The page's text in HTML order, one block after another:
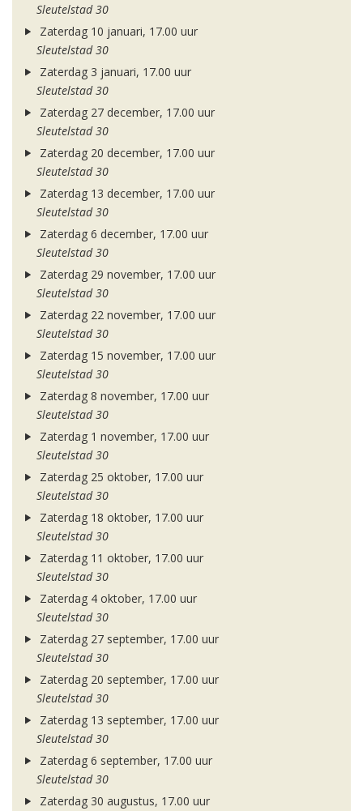
Sleutelstad 30
Zaterdag 10 januari, 17.00 uur
Sleutelstad 30
Zaterdag 3 januari, 17.00 uur
Sleutelstad 30
Zaterdag 27 december, 17.00 uur
Sleutelstad 30
Zaterdag 20 december, 17.00 uur
Sleutelstad 30
Zaterdag 13 december, 17.00 uur
Sleutelstad 30
Zaterdag 6 december, 17.00 uur
Sleutelstad 30
Zaterdag 29 november, 17.00 uur
Sleutelstad 30
Zaterdag 22 november, 17.00 uur
Sleutelstad 30
Zaterdag 15 november, 17.00 uur
Sleutelstad 30
Zaterdag 8 november, 17.00 uur
Sleutelstad 30
Zaterdag 1 november, 17.00 uur
Sleutelstad 30
Zaterdag 25 oktober, 17.00 uur
Sleutelstad 30
Zaterdag 18 oktober, 17.00 uur
Sleutelstad 30
Zaterdag 11 oktober, 17.00 uur
Sleutelstad 30
Zaterdag 4 oktober, 17.00 uur
Sleutelstad 30
Zaterdag 27 september, 17.00 uur
Sleutelstad 30
Zaterdag 20 september, 17.00 uur
Sleutelstad 30
Zaterdag 13 september, 17.00 uur
Sleutelstad 30
Zaterdag 6 september, 17.00 uur
Sleutelstad 30
Zaterdag 30 augustus, 17.00 uur